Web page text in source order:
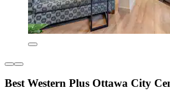
Best Western Plus Ottawa City